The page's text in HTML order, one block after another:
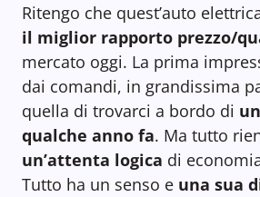
Ritengo che quest’auto
il miglior rapporto prezzo/
mercato oggi. La prima
dai comandi, in grandissima
quella di trovarci a bordo di
qualche anno fa. Ma tutto
un’attenta logica di
Tutto ha un senso e una sua